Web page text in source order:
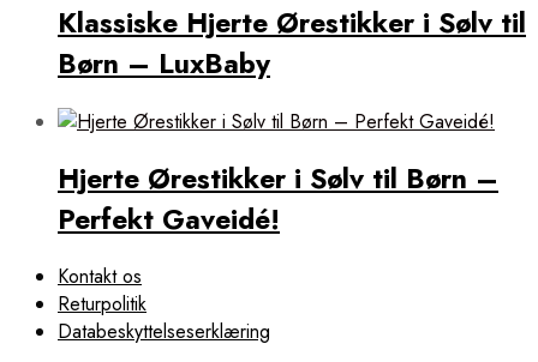
Klassiske Hjerte Ørestikker i Sølv til
Børn – LuxBaby
Hjerte Ørestikker i Sølv til Børn –
Perfekt Gaveidé!
Kontakt os
Returpolitik
Databeskyttelseserklæring